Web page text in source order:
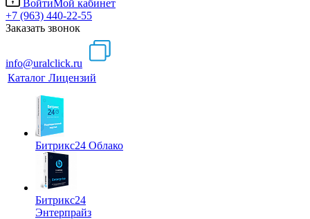
ВойтиМой кабинет
+7 (963) 440-22-55
Заказать звонок
info@uralclick.ru
Каталог Лицензий
Битрикс24 Облако
Битрикс24
Энтерпрайз